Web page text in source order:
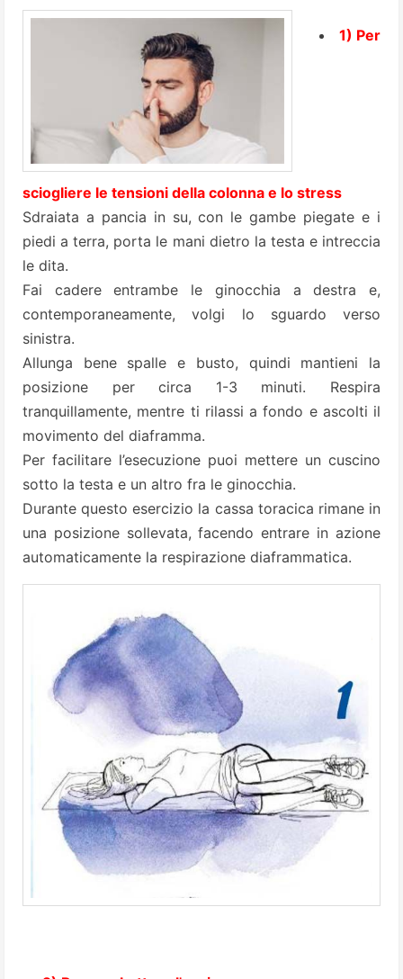
1) Per
sciogliere le tensioni della colonna e lo stress
Sdraiata a pancia in su, con le gambe piegate e i
piedi a terra, porta le mani dietro la testa e intreccia
le dita.
Fai cadere entrambe le ginocchia a destra e,
contemporaneamente, volgi lo sguardo verso
sinistra.
Allunga bene spalle e busto, quindi mantieni la
posizione per circa 1-3 minuti. Respira
tranquillamente, mentre ti rilassi a fondo e ascolti il
movimento del diaframma.
Per facilitare l’esecuzione puoi mettere un cuscino
sotto la testa e un altro fra le ginocchia.
Durante questo esercizio la cassa toracica rimane in
una posizione sollevata, facendo entrare in azione
automaticamente la respirazione diaframmatica.